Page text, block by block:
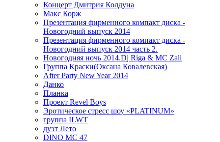
Концерт Дмитрия Колдуна
Макс Корж
Презентация фирменного компакт диска -
Новогодний выпуск 2014
Презентация фирменного компакт диска -
Новогодний выпуск 2014 часть 2.
Новогодняя ночь 2014.Dj Riga & MC Zali
Группа Краски(Оксана Ковалевская)
After Party New Year 2014
Данко
Планка
Проект Revel Boys
Эротическое стресс шоу «PLATINUM»
группа ILWT
дуэт Лето
DINO MC 47